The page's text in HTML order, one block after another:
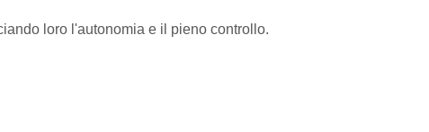
loro l'autonomia e il pieno controllo.